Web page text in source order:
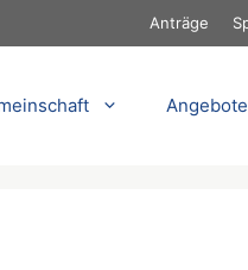
Anträge
Angebote